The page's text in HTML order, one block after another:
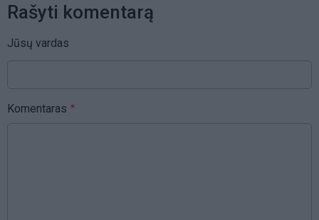
Rašyti komentarą
Jūsų vardas
Komentaras